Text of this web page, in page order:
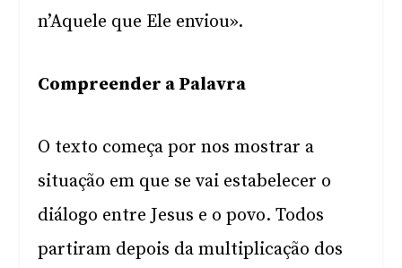
n’Aquele que Ele enviou».
Compreender a Palavra
O texto começa por nos mostrar a
situação em que se vai estabelecer o
diálogo entre Jesus e o povo. Todos
partiram depois da multiplicação dos